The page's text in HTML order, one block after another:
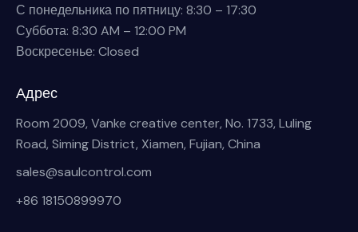
С понедельника по пятницу: 8:30 – 17:30
Суббота: 8:30 AM – 12:00 PM
Воскресенье: Closed
Адрес
Room 2009, Vanke creative center, No. 1733, Luling
Road, Siming District, Xiamen, Fujian, China
sales@saulcontrol.com
+86 18150899970